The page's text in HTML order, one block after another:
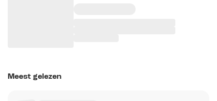
Meest gelezen